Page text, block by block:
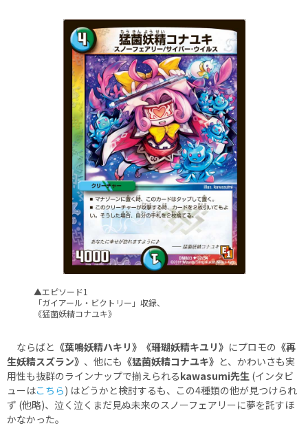
▲エピソード1
「ガイアール・ビクトリー」収録、
《猛菌妖精コナユキ》
ならばと 《葉鳴妖精ハキリ》《珊瑚妖精キユリ》 にプロモの 《再
生妖精スズラン》 、他にも 《猛菌妖精コナユキ》 と、かわいさも実
用性も抜群のラインナップで揃えられるkawasumi先生 (インタビ
ューはこちら) はどうかと検討するも、この4種類の他が見つけられ
ず (他略)、泣く泣くまだ見ぬ未来のスノーフェアリーに夢を託すほ
かなかった。